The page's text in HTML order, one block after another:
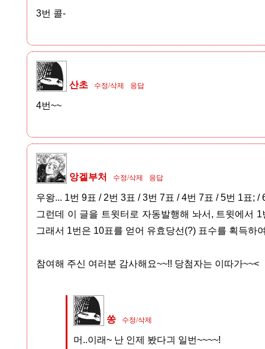
3번 콜-
산초 수정/삭제 응답
4번~~
앙겔부처 수정/삭제 응답
우왕... 1번 9표 / 2번 3표 / 3번 7표 / 4번 7표 / 5번 1표; /
그런데 이 글을 트윗터로 자동발행해 놔서, 트윗에서
그래서 1번은 10표를 얻어 유효당선(?) 표수를 획득하
참여해 주신 여러분 감사해요~~!! 당첨자는 이따가~~<
쏭 수정/삭제
머..이래~ 난 인제 봤다긔 일번~~~~!